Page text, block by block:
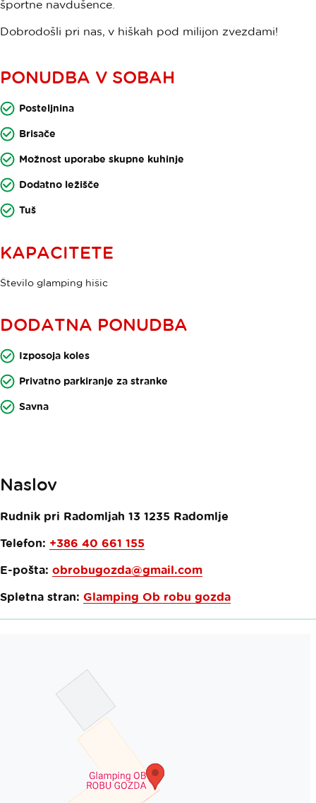
športne navdušence.
Dobrodošli pri nas, v hiškah pod milijon zvezdami!
PONUDBA V SOBAH
Posteljnina
Brisače
Možnost uporabe skupne kuhinje
Dodatno ležišče
Tuš
KAPACITETE
Število glamping hišic
DODATNA PONUDBA
Izposoja koles
Privatno parkiranje za stranke
Savna
Naslov
Rudnik pri Radomljah 13 1235 Radomlje
Telefon: +386 40 661 155
E-pošta: obrobugozda@gmail.com
Spletna stran: Glamping Ob robu gozda